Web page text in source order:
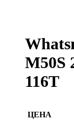
M50S
116T
ЦЕНА